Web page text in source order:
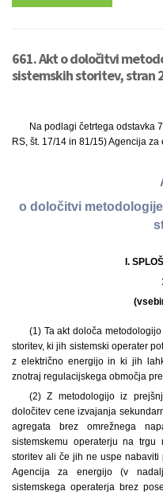
661. Akt o določitvi
sistemskih storitev, stran
Na podlagi četrtega odstavka
RS, št. 17/14 in 81/15) Agencija
o določitvi
I.
(1) Ta akt določa
storitev, ki jih sistemski operater
z električno energijo in ki jih
znotraj regulacijskega območja
(2) Z metodologijo iz
določitev cene izvajanja
agregata brez omrežnega
sistemskemu operaterju na trgu
storitev ali če jih ne uspe
Agencija za energijo (v
sistemskega operaterja brez